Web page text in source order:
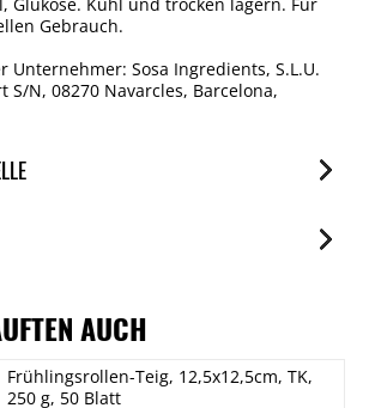
Gebrauch.
Unternehmer: Sosa Ingredients, S.L.U.
S/N, 08270 Navarcles, Barcelona,
AUCH
Frühlingsrollen-Teig, 12,5x12,5cm, TK,
250 g, 50 Blatt